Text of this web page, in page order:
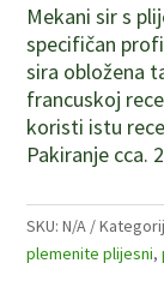
Mekani sir s
specifičan
sira obložena
francuskoj
koristi istu
Pakiranje cca.
SKU:N/A
plemenite plijesni,